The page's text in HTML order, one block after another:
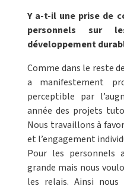
Y a-t-il une prise de
personnels sur
développement
Comme dans le reste
a manifestement
perceptible par
année des projets
Nous travaillons à
et l’engagement
Pour les personnels
grande mais nous
les relais. Ainsi nous